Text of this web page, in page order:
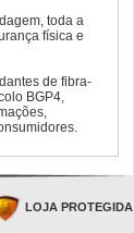
toda a
física e
de fibra-
BGP4,
LOJA PROTEGIDA